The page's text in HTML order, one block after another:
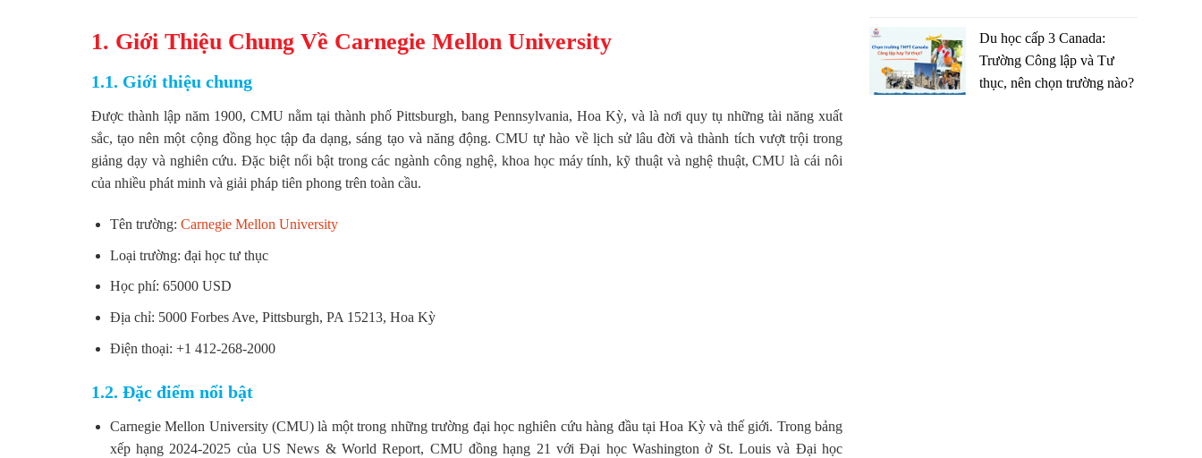
1. Giới Thiệu Chung Về Carnegie Mellon University
1.1. Giới thiệu chung
Được thành lập năm 1900, CMU nằm tại thành phố Pittsburgh, bang Pennsylvania, Hoa Kỳ, và là nơi quy tụ những tài năng xuất
sắc, tạo nên một cộng đồng học tập đa dạng, sáng tạo và năng động. CMU tự hào về lịch sử lâu đời và thành tích vượt trội trong
giảng dạy và nghiên cứu. Đặc biệt nổi bật trong các ngành công nghệ, khoa học máy tính, kỹ thuật và nghệ thuật, CMU là cái nôi
của nhiều phát minh và giải pháp tiên phong trên toàn cầu.
Tên trường: Carnegie Mellon University
Loại trường: đại học tư thục
Học phí: 65000 USD
Địa chỉ: 5000 Forbes Ave, Pittsburgh, PA 15213, Hoa Kỳ
Điện thoại: +1 412-268-2000
1.2. Đặc điểm nổi bật
Carnegie Mellon University (CMU) là một trong những trường đại học nghiên cứu hàng đầu tại Hoa Kỳ và thế giới. Trong bảng
xếp hạng 2024-2025 của US News & World Report, CMU đồng hạng 21 với Đại học Washington ở St. Louis và Đại học
Du học cấp 3 Canada:
Trường Công lập và Tư
thục, nên chọn trường nào?